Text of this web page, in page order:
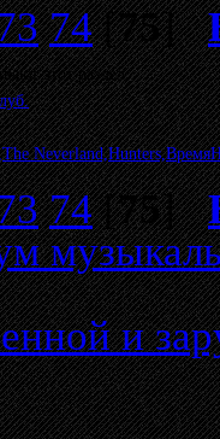
74[75]
этот раздел.
74[75]
и